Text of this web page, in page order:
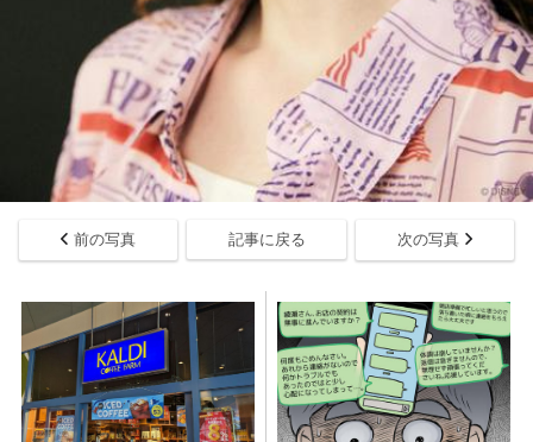
前の写真 記事に戻る 次の写真